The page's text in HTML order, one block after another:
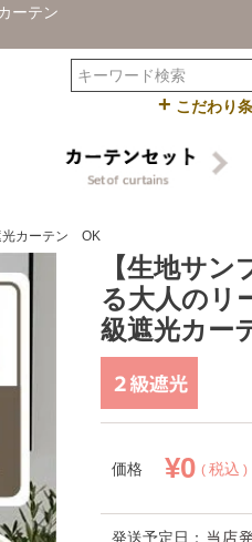
ーテン
+ こだわり
光カーテン OK-522
【生地サ
る大人のリ
級遮光カ
価格 ¥0 税込
発送予定日：